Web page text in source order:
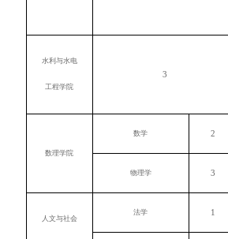
水利与水电
工程学院
3
数理学院
数学 2
物理学 3
人文与社会
法学 1